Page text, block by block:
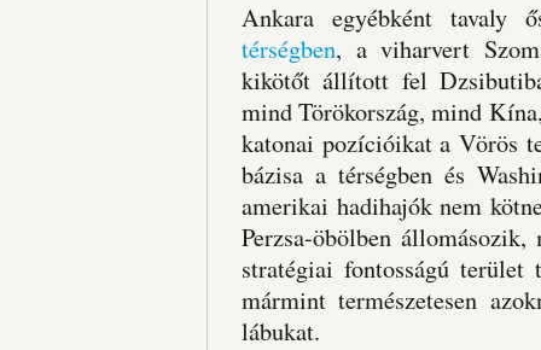
Ankara egyébként tavaly
térségben, a viharvert
kikötőt állított fel
mind Törökország, mind
katonai pozícióikat a Vörös
bázisa a térségben és
amerikai hadihajók nem
Perzsa-öbölben
stratégiai fontosságú
mármint természetesen
lábukat.